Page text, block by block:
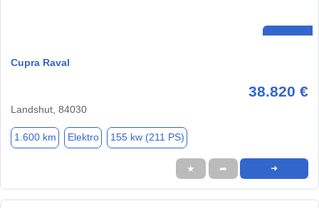
Cupra Raval
38.820 €
Landshut, 84030
1.600 km Elektro 155 kw (211 PS)
★ ➦ ➜